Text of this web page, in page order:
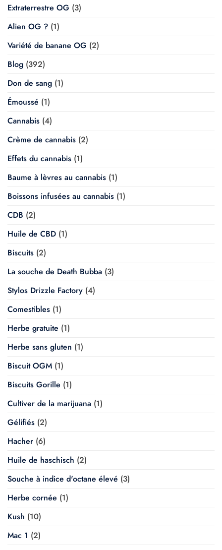
Extraterrestre OG (3)
Alien OG ? (1)
Variété de banane OG (2)
Blog (392)
Don de sang (1)
Émoussé (1)
Cannabis (4)
Crème de cannabis (2)
Effets du cannabis (1)
Baume à lèvres au cannabis (1)
Boissons infusées au cannabis (1)
CDB (2)
Huile de CBD (1)
Biscuits (2)
La souche de Death Bubba (3)
Stylos Drizzle Factory (4)
Comestibles (1)
Herbe gratuite (1)
Herbe sans gluten (1)
Biscuit OGM (1)
Biscuits Gorille (1)
Cultiver de la marijuana (1)
Gélifiés (2)
Hacher (6)
Huile de haschisch (2)
Souche à indice d'octane élevé (3)
Herbe cornée (1)
Kush (10)
Mac 1 (2)